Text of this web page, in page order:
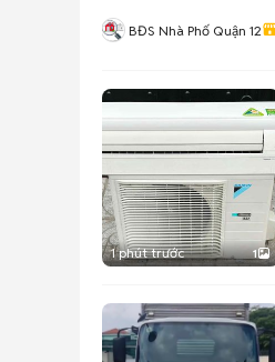
BĐS Nhà Phố Quận 12
1 phút trước 1